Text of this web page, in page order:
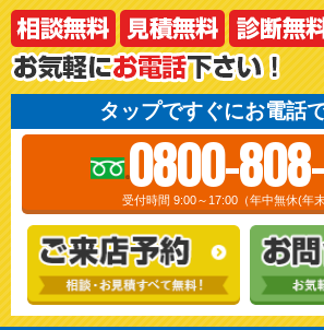
タップですぐにお電話
0800-
受付時間 9:00～17:00（年中無休(年末